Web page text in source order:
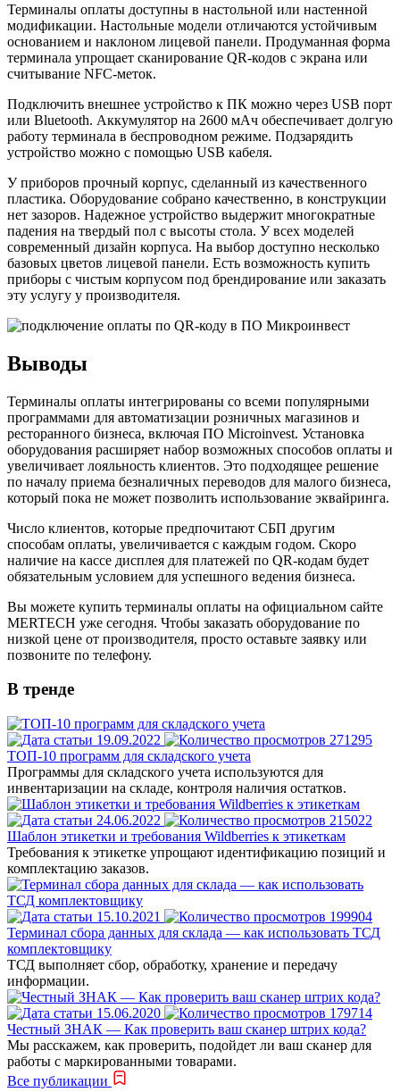
Терминалы оплаты доступны в настольной или настенной
модификации. Настольные модели отличаются устойчивым
основанием и наклоном лицевой панели. Продуманная форма
терминала упрощает сканирование QR-кодов с экрана или
считывание NFC-меток.
Подключить внешнее устройство к ПК можно через USB порт
или Bluetooth. Аккумулятор на 2600 мАч обеспечивает долгую
работу терминала в беспроводном режиме. Подзарядить
устройство можно с помощью USB кабеля.
У приборов прочный корпус, сделанный из качественного
пластика. Оборудование собрано качественно, в конструкции
нет зазоров. Надежное устройство выдержит многократные
падения на твердый пол с высоты стола. У всех моделей
современный дизайн корпуса. На выбор доступно несколько
базовых цветов лицевой панели. Есть возможность купить
приборы с чистым корпусом под брендирование или заказать
эту услугу у производителя.
Выводы
Терминалы оплаты интегрированы со всеми популярными
программами для автоматизации розничных магазинов и
ресторанного бизнеса, включая ПО Microinvest. Установка
оборудования расширяет набор возможных способов оплаты и
увеличивает лояльность клиентов. Это подходящее решение
по началу приема безналичных переводов для малого бизнеса,
который пока не может позволить использование эквайринга.
Число клиентов, которые предпочитают СБП другим
способам оплаты, увеличивается с каждым годом. Скоро
наличие на кассе дисплея для платежей по QR-кодам будет
обязательным условием для успешного ведения бизнеса.
Вы можете купить терминалы оплаты на официальном сайте
MERTECH уже сегодня. Чтобы заказать оборудование по
низкой цене от производителя, просто оставьте заявку или
позвоните по телефону.
В тренде
19.09.2022
271295
ТОП-10 программ для складского учета
Программы для складского учета используются для
инвентаризации на складе, контроля наличия остатков.
24.06.2022
215022
Шаблон этикетки и требования Wildberries к этикеткам
Требования к этикетке упрощают идентификацию позиций и
комплектацию заказов.
15.10.2021
199904
Терминал сбора данных для склада — как использовать ТСД
комплектовщику
ТСД выполняет сбор, обработку, хранение и передачу
информации.
15.06.2020
179714
Честный ЗНАК — Как проверить ваш сканер штрих кода?
Мы расскажем, как проверить, подойдет ли ваш сканер для
работы с маркированными товарами.
Все публикации